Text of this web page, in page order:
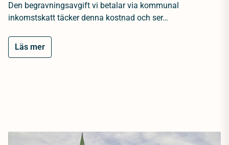
Den begravningsavgift vi betalar via kommunal
inkomstskatt täcker denna kostnad och ser…
Läs mer